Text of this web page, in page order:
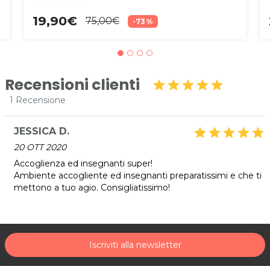
19,90€ 75,00€ -73%
Recensioni clienti starstarstarstarstar
1 Recensione
JESSICA D.
20 OTT 2020
star
star
star
star
star
Accoglienza ed insegnanti super!
Ambiente accogliente ed insegnanti preparatissimi e che ti
mettono a tuo agio. Consigliatissimo!
Iscriviti alla newsletter